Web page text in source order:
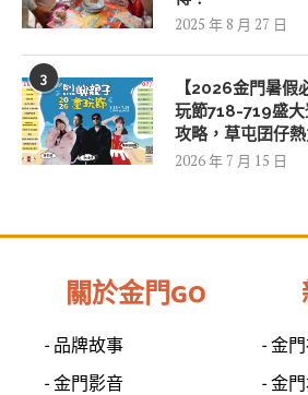
2025 年 8 月 27 日
3
【2026金門暑假
玩節718-719盛
攻略，草屯囝仔
2026 年 7 月 15 日
關於金門GO
- 品牌故事
- 金門影音
- 金
- 金